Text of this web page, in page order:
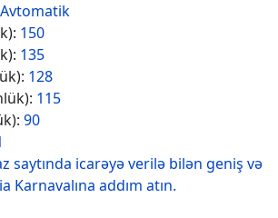
Avtomatik
150
135
128
115
90
saytında icarəyə verilə bilən geniş və
Karnavalına addım atın.